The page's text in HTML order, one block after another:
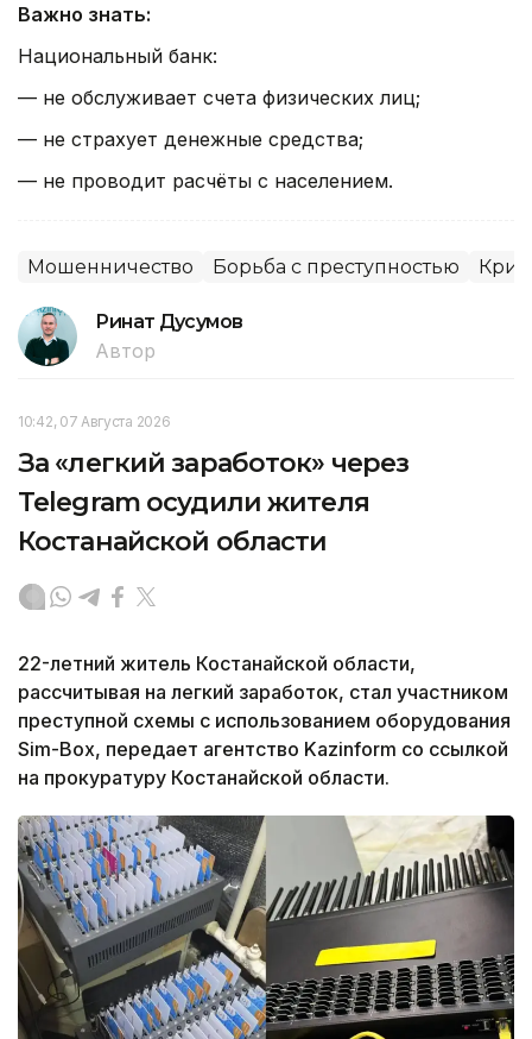
Важно знать:
Национальный банк:
— не обслуживает счета физических лиц;
— не страхует денежные средства;
— не проводит расчёты с населением.
Мошенничество Борьба с преступностью
Ринат Дусумов
Автор
10:42, 07 Августа 2026
За «легкий заработок» через
Telegram осудили жителя
Костанайской области
22-летний житель Костанайской области,
рассчитывая на легкий заработок, стал участником
преступной схемы с использованием оборудования
Sim-Box, передает агентство Kazinform со ссылкой
на прокуратуру Костанайской области.